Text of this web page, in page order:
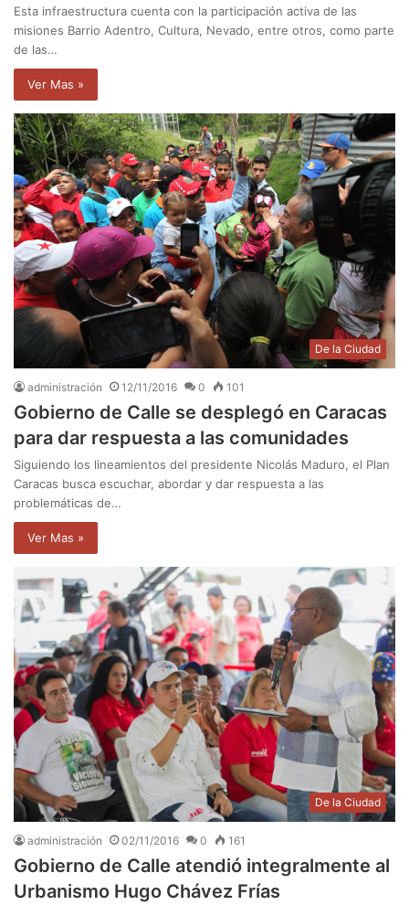
Esta infraestructura cuenta con la participación activa de las
misiones Barrio Adentro, Cultura, Nevado, entre otros, como parte
de las…
Ver Mas »
De la Ciudad
administración 12/11/2016 0 101
Gobierno de Calle se desplegó en Caracas
para dar respuesta a las comunidades
Siguiendo los lineamientos del presidente Nicolás Maduro, el Plan
Caracas busca escuchar, abordar y dar respuesta a las
problemáticas de…
Ver Mas »
De la Ciudad
administración 02/11/2016 0 161
Gobierno de Calle atendió integralmente al
Urbanismo Hugo Chávez Frías